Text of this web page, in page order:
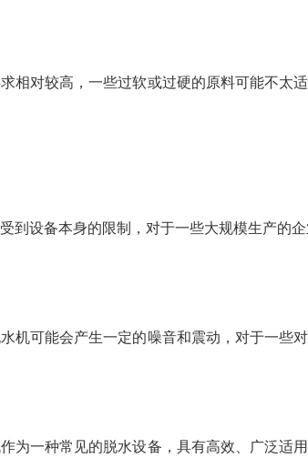
相对较高，一些过软或过硬的原料可能不太
到设备本身的限制，对于一些大规模生产的
机可能会产生一定的噪音和震动，对于一些
为一种常见的脱水设备，具有高效、广泛适